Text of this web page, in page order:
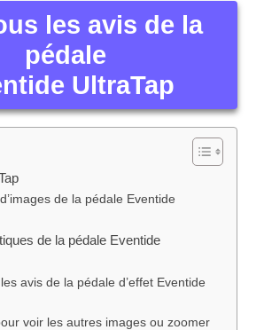
les avis de la
pédale
UltraTap
de la pédale Eventide
de la pédale Eventide
avis de la pédale d’effet Eventide
voir les autres images ou zoomer